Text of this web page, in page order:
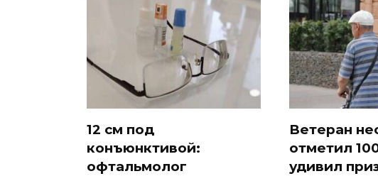
12 см под
конъюнктивой:
офтальмолог
Ветеран
отметил
удивил